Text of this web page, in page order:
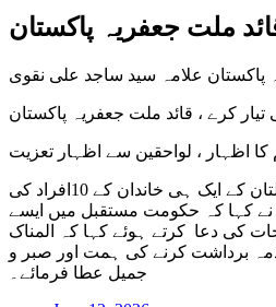
ملت جعفریہ پاکستان
علامہ سید ساجد علی نقوی
کرے ، قائد ملت جعفریہ پاکستان
راولپنڈی /اسلام آباد12جون 2026 ( جعفریہ پریس پاکستان) قائد ملت جعفریہ پاکستان علامہ سید ساجد علی نقوی نے سانحہ مری میں محلہ حسین آباد (سوتری وٹ) ملتان کے ایک ہی خاندان کے 10افراد کی
نے کہا کہ حکومت مستقبل میں ایسے
کی دعا کرتے ہوئے کہا کہ المناک
عظیم صدمہ برداشت کرنے کی ہمت اور صبر و
جمیل عطا فرمائے۔